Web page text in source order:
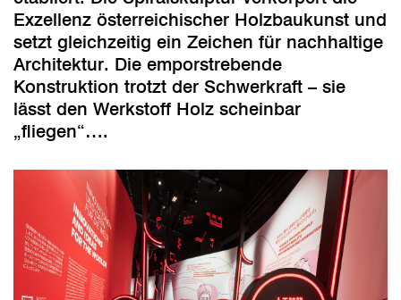
Exzellenz österreichischer Holzbaukunst und
setzt gleichzeitig ein Zeichen für nachhaltige
Architektur. Die emporstrebende
Konstruktion trotzt der Schwerkraft – sie
lässt den Werkstoff Holz scheinbar
„fliegen“….